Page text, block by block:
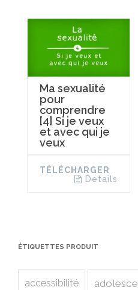
Ma sexualité
pour
comprendre
[4] Si je veux
et avec qui je
veux
TÉLÉCHARGER
Details
ÉTIQUETTES PRODUIT
accessibilité